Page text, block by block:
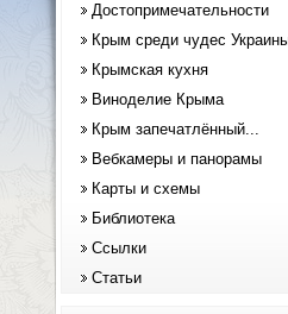
Достопримечательности
Крым среди чудес
Крымская кухня
Виноделие Крыма
Крым запечатлённый...
Вебкамеры и панорамы
Карты и схемы
Библиотека
Ссылки
Статьи